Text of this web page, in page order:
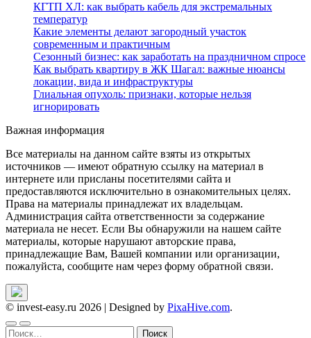
КГТП ХЛ: как выбрать кабель для экстремальных
температур
Какие элементы делают загородный участок
современным и практичным
Сезонный бизнес: как заработать на праздничном спросе
Как выбрать квартиру в ЖК Шагал: важные нюансы
локации, вида и инфраструктуры
Глиальная опухоль: признаки, которые нельзя
игнорировать
Важная информация
Все материалы на данном сайте взяты из открытых
источников — имеют обратную ссылку на материал в
интернете или присланы посетителями сайта и
предоставляются исключительно в ознакомительных целях.
Права на материалы принадлежат их владельцам.
Администрация сайта ответственности за содержание
материала не несет. Если Вы обнаружили на нашем сайте
материалы, которые нарушают авторские права,
принадлежащие Вам, Вашей компании или организации,
пожалуйста, сообщите нам через форму обратной связи.
© invest-easy.ru 2026 | Designed by PixaHive.com.
Найти: